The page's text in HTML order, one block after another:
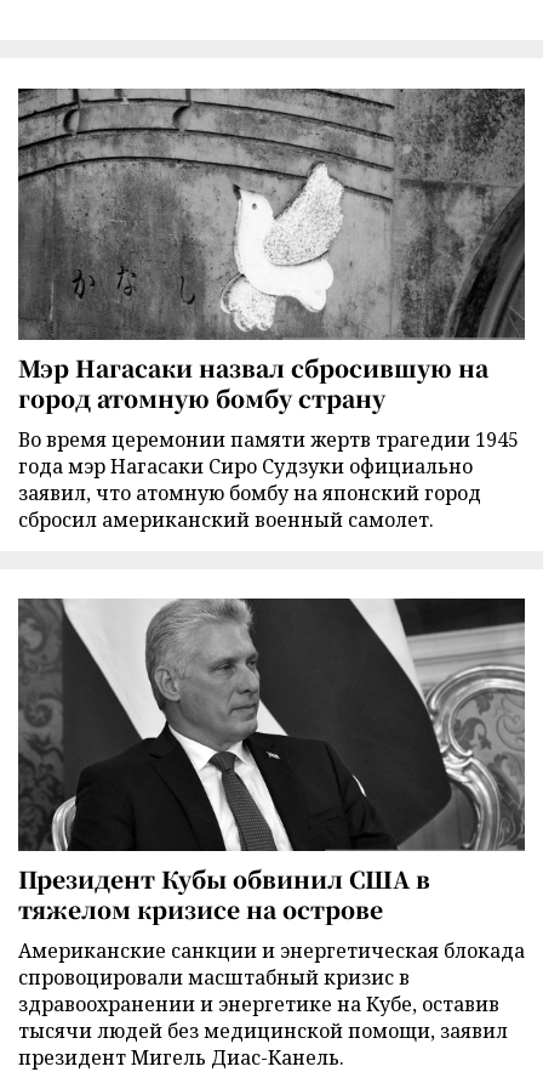
Мэр Нагасаки назвал сбросившую на
город атомную бомбу страну
Во время церемонии памяти жертв трагедии 1945
года мэр Нагасаки Сиро Судзуки официально
заявил, что атомную бомбу на японский город
сбросил американский военный самолет.
Президент Кубы обвинил США в
тяжелом кризисе на острове
Американские санкции и энергетическая блокада
спровоцировали масштабный кризис в
здравоохранении и энергетике на Кубе, оставив
тысячи людей без медицинской помощи, заявил
президент Мигель Диас-Канель.